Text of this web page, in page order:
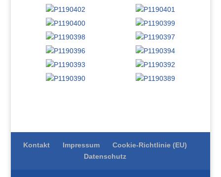
Kontakt Impressum
Cookie-Richtlinie (EU)
Datenschutz